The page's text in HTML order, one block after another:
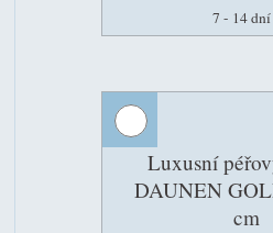
7 - 14 dní
Luxusní
DAUNEN
cm